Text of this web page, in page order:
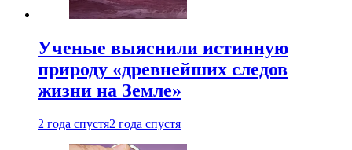
Ученые выяснили истинную
природу «древнейших следов
жизни на Земле»
2 года спустя2 года спустя